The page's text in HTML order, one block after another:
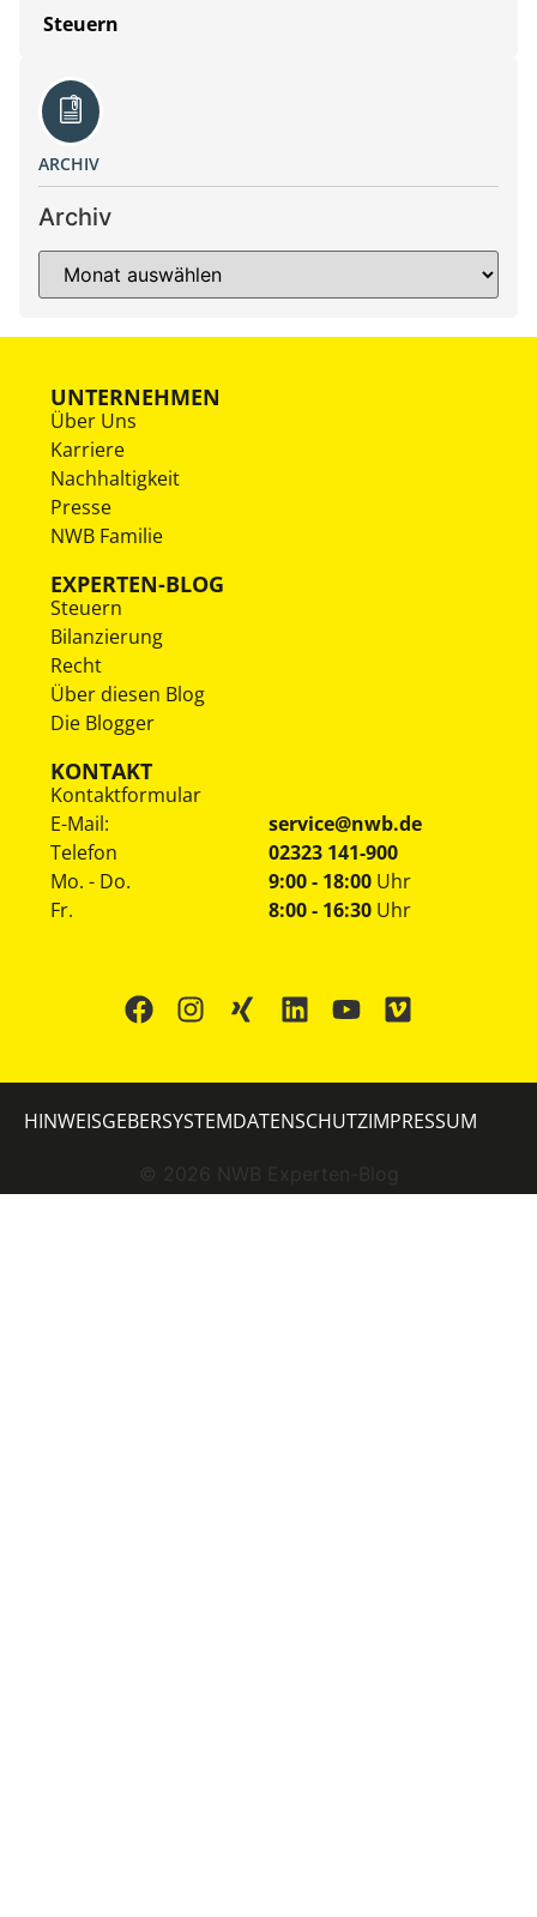
Steuern
ARCHIV
Archiv
UNTERNEHMEN
Über Uns
Karriere
Nachhaltigkeit
Presse
NWB Familie
EXPERTEN-BLOG
Steuern
Bilanzierung
Recht
Über diesen Blog
Die Blogger
KONTAKT
Kontaktformular
E-Mail:
service@nwb.de
Telefon
02323 141-900
Mo. - Do.
Fr.
9:00 - 18:00 Uhr
8:00 - 16:30 Uhr
© 2026 NWB Experten-Blog
HINWEISGEBERSYSTEMDATENSCHUTZIMPRESSUM